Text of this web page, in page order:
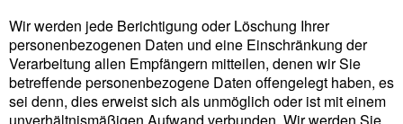
Wir werden jede Berichtigung oder Löschung Ihrer
personenbezogenen Daten und eine Einschränkung der
Verarbeitung allen Empfängern mitteilen, denen wir Sie
betreffende personenbezogene Daten offengelegt haben, es
sei denn, dies erweist sich als unmöglich oder ist mit einem